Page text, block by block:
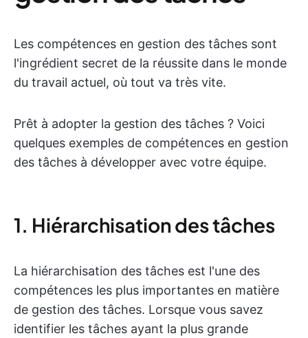
Les compétences en gestion des tâches sont
l'ingrédient secret de la réussite dans le monde
du travail actuel, où tout va très vite.
Prêt à adopter la gestion des tâches ? Voici
quelques exemples de compétences en gestion
des tâches à développer avec votre équipe.
1. Hiérarchisation des tâches
La hiérarchisation des tâches est l'une des
compétences les plus importantes en matière
de gestion des tâches. Lorsque vous savez
identifier les tâches ayant la plus grande